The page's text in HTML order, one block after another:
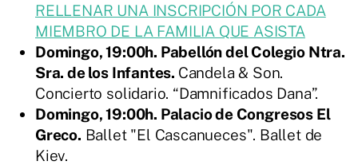
RELLENAR UNA INSCRIPCIÓN POR CADA
MIEMBRO DE LA FAMILIA QUE ASISTA
Domingo, 19:00h. Pabellón del Colegio Ntra.
Sra. de los Infantes. Candela & Son.
Concierto solidario. “Damnificados Dana”.
Domingo, 19:00h. Palacio de Congresos El
Greco. Ballet "El Cascanueces". Ballet de
Kiev.